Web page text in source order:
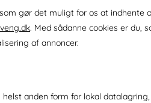
gør det muligt for os at
. Med sådanne cookies er du,
af annoncer.
anden form for lokal